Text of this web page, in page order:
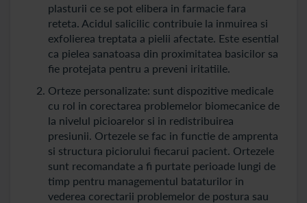
plasturii ce se pot elibera in farmacie fara
reteta. Acidul salicilic contribuie la inmuirea si
exfolierea treptata a pielii afectate. Este esential
ca pielea sanatoasa din proximitatea basicilor sa
fie protejata pentru a preveni iritatiile.
Orteze personalizate: sunt dispozitive medicale
cu rol in corectarea problemelor biomecanice de
la nivelul picioarelor si in redistribuirea
presiunii. Ortezele se fac in functie de amprenta
si structura piciorului fiecarui pacient. Ortezele
sunt recomandate a fi purtate perioade lungi de
timp pentru managementul bataturilor in
vederea corectarii problemelor de postura sau